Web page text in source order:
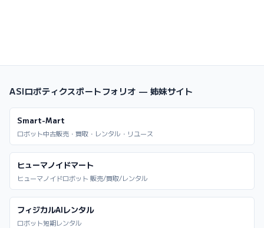
ASIロボティクスポートフォリオ — 姉妹サイト
Smart-Mart
ロボット中古販売・買取・レンタル・リユース
ヒューマノイドマート
ヒューマノイドロボット 販売/買取/レンタル
フィジカルAIレンタル
ロボット短期レンタル